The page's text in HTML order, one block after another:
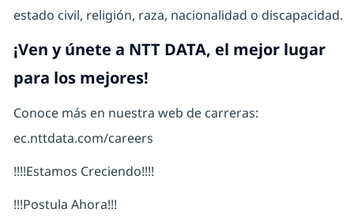
estado civil, religión, raza, nacionalidad o discapacidad.
¡Ven y únete a NTT DATA, el mejor lugar
para los mejores!
Conoce más en nuestra web de carreras:
ec.nttdata.com/careers
!!!!Estamos Creciendo!!!!
!!!Postula Ahora!!!